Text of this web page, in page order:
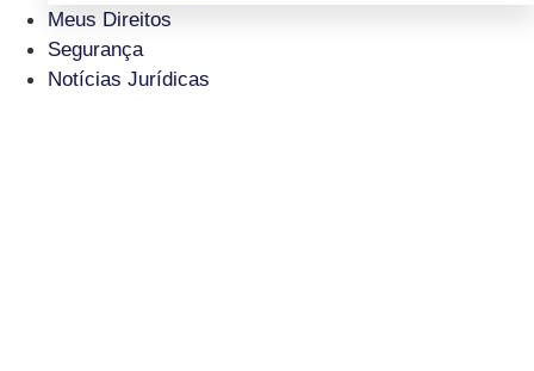
Meus Direitos
Segurança
Notícias Jurídicas